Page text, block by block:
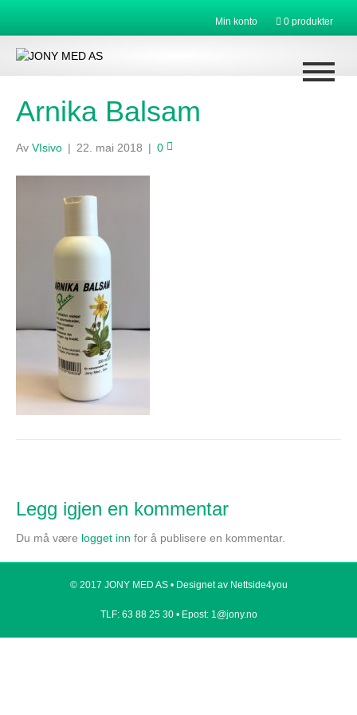
Min konto 0 produkter
Arnika Balsam
Av VIsivo | 22. mai 2018 | 0
Legg igjen en kommentar
Du må være logget inn for å publisere en kommentar.
© 2017 JONY MED AS • Designet av Nettside4you
TLF: 63 88 25 30 • Epost: 1@jony.no